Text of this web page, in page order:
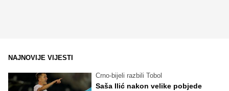
NAJNOVIJE VIJESTI
Crno-bijeli razbili Tobol
Saša Ilić nakon velike pobjede